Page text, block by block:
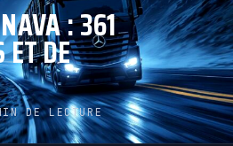
: 361
DE
DE LECTURE